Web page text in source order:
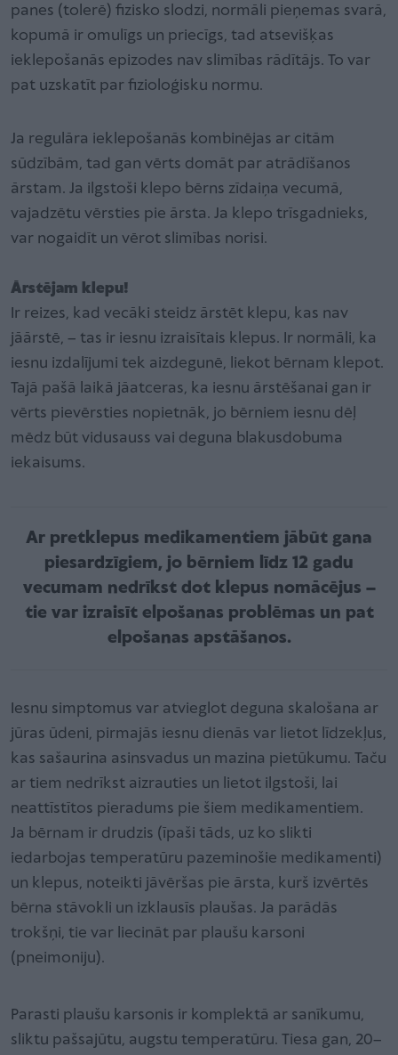
panes (tolerē) fizisko slodzi, normāli pieņemas svarā,
kopumā ir omulīgs un priecīgs, tad atsevišķas
ieklepošanās epizodes nav slimības rādītājs. To var
pat uzskatīt par fizioloģisku normu.
Ja regulāra ieklepošanās kombinējas ar citām
sūdzībām, tad gan vērts domāt par atrādīšanos
ārstam. Ja ilgstoši klepo bērns zīdaiņa vecumā,
vajadzētu vērsties pie ārsta. Ja klepo trīsgadnieks,
var nogaidīt un vērot slimības norisi.
Ārstējam klepu!
Ir reizes, kad vecāki steidz ārstēt klepu, kas nav
jāārstē, – tas ir iesnu izraisītais klepus. Ir normāli, ka
iesnu izdalījumi tek aizdegunē, liekot bērnam klepot.
Tajā pašā laikā jāatceras, ka iesnu ārstēšanai gan ir
vērts pievērsties nopietnāk, jo bērniem iesnu dēļ
mēdz būt vidusauss vai deguna blakusdobuma
iekaisums.
Ar pretklepus medikamentiem jābūt gana
piesardzīgiem, jo bērniem līdz 12 gadu
vecumam nedrīkst dot klepus nomācējus –
tie var izraisīt elpošanas problēmas un pat
elpošanas apstāšanos.
Iesnu simptomus var atvieglot deguna skalošana ar
jūras ūdeni, pirmajās iesnu dienās var lietot līdzekļus,
kas sašaurina asinsvadus un mazina pietūkumu. Taču
ar tiem nedrīkst aizrauties un lietot ilgstoši, lai
neattīstītos pieradums pie šiem medikamentiem.
Ja bērnam ir drudzis (īpaši tāds, uz ko slikti
iedarbojas temperatūru pazeminošie medikamenti)
un klepus, noteikti jāvēršas pie ārsta, kurš izvērtēs
bērna stāvokli un izklausīs plaušas. Ja parādās
trokšņi, tie var liecināt par plaušu karsoni
(pneimoniju).
Parasti plaušu karsonis ir komplektā ar sanīkumu,
sliktu pašsajūtu, augstu temperatūru. Tiesa gan, 20–